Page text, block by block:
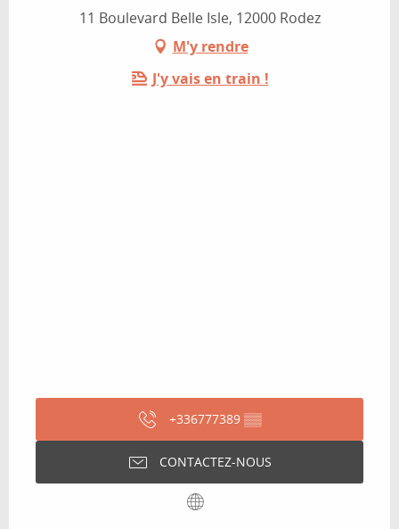
11 Boulevard Belle Isle, 12000 Rodez
M'y rendre
J'y vais en train !
+336777389 ▒▒
CONTACTEZ-NOUS